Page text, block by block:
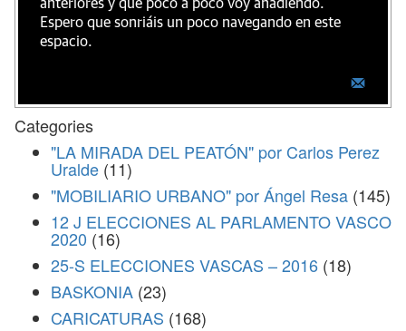
anteriores y que poco a poco voy añadiendo.
Espero que sonriáis un poco navegando en este
espacio.
Categories
"LA MIRADA DEL PEATÓN" por Carlos Perez
Uralde (11)
"MOBILIARIO URBANO" por Ángel Resa (145)
12 J ELECCIONES AL PARLAMENTO VASCO
2020 (16)
25-S ELECCIONES VASCAS – 2016 (18)
BASKONIA (23)
CARICATURAS (168)